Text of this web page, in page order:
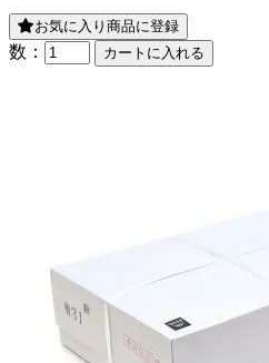
お気に入り商品に登録
数：